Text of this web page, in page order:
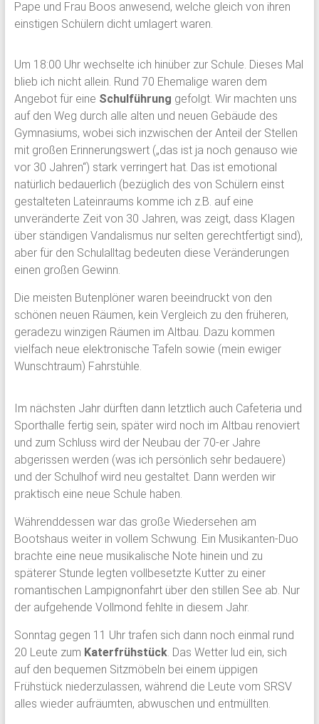
Pape und Frau Boos anwesend, welche gleich von ihren
einstigen Schülern dicht umlagert waren.
Um 18:00 Uhr wechselte ich hinüber zur Schule. Dieses Mal
blieb ich nicht allein. Rund 70 Ehemalige waren dem
Angebot für eine Schulführung gefolgt. Wir machten uns
auf den Weg durch alle alten und neuen Gebäude des
Gymnasiums, wobei sich inzwischen der Anteil der Stellen
mit großen Erinnerungswert („das ist ja noch genauso wie
vor 30 Jahren“) stark verringert hat. Das ist emotional
natürlich bedauerlich (bezüglich des von Schülern einst
gestalteten Lateinraums komme ich z.B. auf eine
unveränderte Zeit von 30 Jahren, was zeigt, dass Klagen
über ständigen Vandalismus nur selten gerechtfertigt sind),
aber für den Schulalltag bedeuten diese Veränderungen
einen großen Gewinn.
Die meisten Butenplöner waren beeindruckt von den
schönen neuen Räumen, kein Vergleich zu den früheren,
geradezu winzigen Räumen im Altbau. Dazu kommen
vielfach neue elektronische Tafeln sowie (mein ewiger
Wunschtraum) Fahrstühle.
Im nächsten Jahr dürften dann letztlich auch Cafeteria und
Sporthalle fertig sein, später wird noch im Altbau renoviert
und zum Schluss wird der Neubau der 70-er Jahre
abgerissen werden (was ich persönlich sehr bedauere)
und der Schulhof wird neu gestaltet. Dann werden wir
praktisch eine neue Schule haben.
Währenddessen war das große Wiedersehen am
Bootshaus weiter in vollem Schwung. Ein Musikanten-Duo
brachte eine neue musikalische Note hinein und zu
späterer Stunde legten vollbesetzte Kutter zu einer
romantischen Lampignonfahrt über den stillen See ab. Nur
der aufgehende Vollmond fehlte in diesem Jahr.
Sonntag gegen 11 Uhr trafen sich dann noch einmal rund
20 Leute zum Katerfrühstück. Das Wetter lud ein, sich
auf den bequemen Sitzmöbeln bei einem üppigen
Frühstück niederzulassen, während die Leute vom SRSV
alles wieder aufräumten, abwuschen und entmüllten.